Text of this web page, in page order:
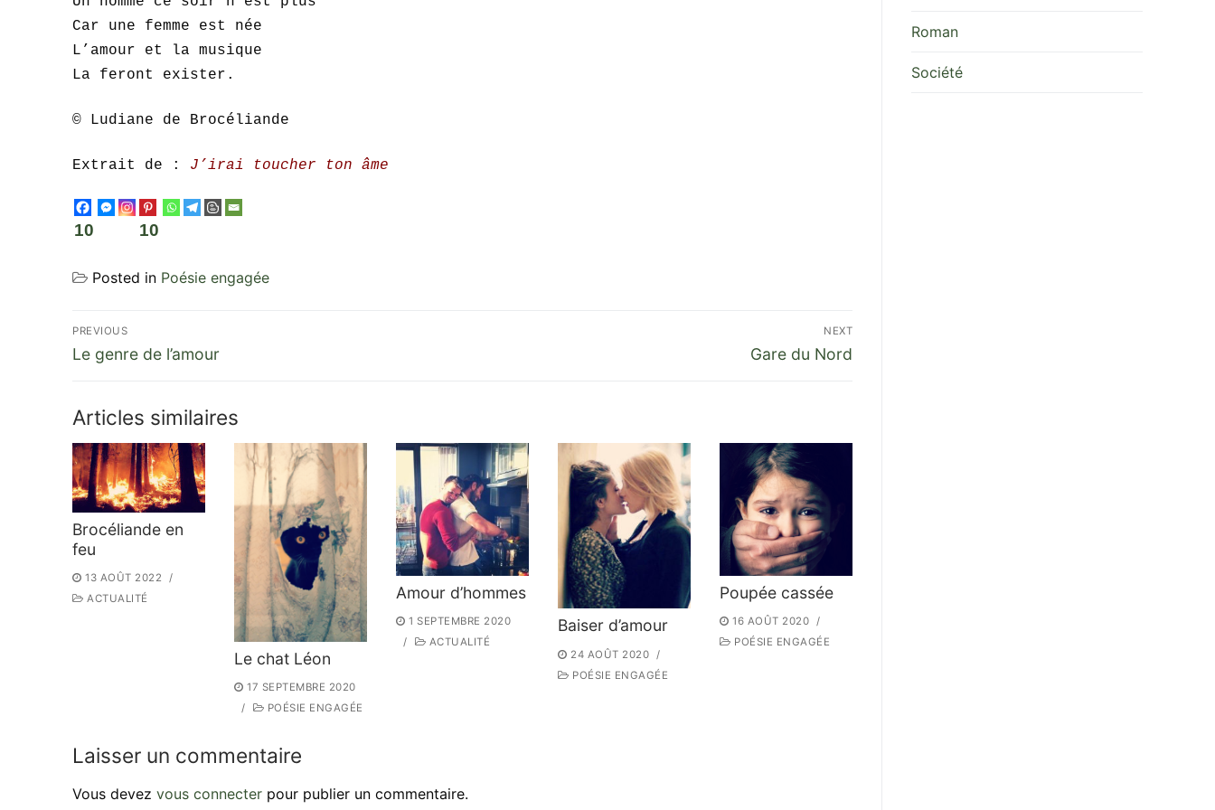
Car une femme est née
L’amour et la musique
La feront exister.
© Ludiane de Brocéliande
Extrait de : J’irai toucher ton âme
10 10
Posted in Poésie engagée
Navigation
de
PREVIOUS
Previous
Le genre de l’amour
NEXT
Next
Gare du Nord
Articles similaires
Brocéliande en
feu
13 AOÛT 2022
/
ACTUALITÉ
Le chat Léon
17 SEPTEMBRE 2020
/
POÉSIE ENGAGÉE
Amour d’hommes
1 SEPTEMBRE 2020
/
ACTUALITÉ
Baiser d’amour
24 AOÛT 2020 /
POÉSIE ENGAGÉE
Poupée cassée
16 AOÛT 2020 /
POÉSIE ENGAGÉE
Laisser un commentaire
Vous devez vous connecter pour publier un commentaire.
Roman
Société